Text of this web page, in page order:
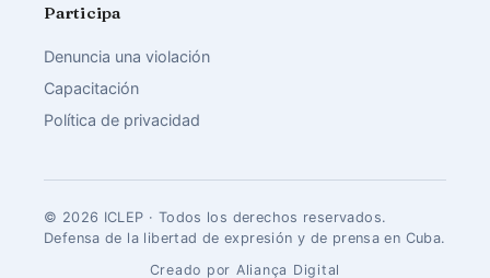
Participa
Denuncia una violación
Capacitación
Política de privacidad
© 2026 ICLEP · Todos los derechos reservados.
Defensa de la libertad de expresión y de prensa en Cuba.
Creado por Aliança Digital